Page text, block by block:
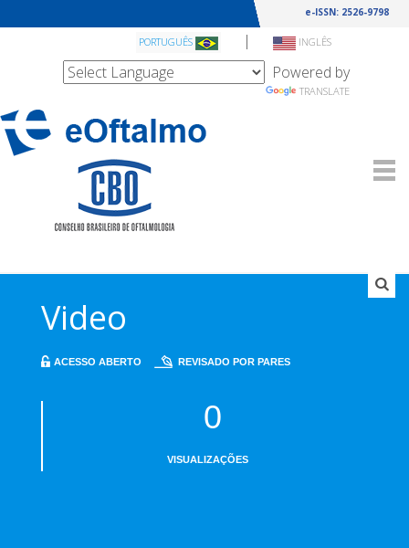
e-ISSN: 2526-9798
PORTUGUÊS | INGLÊS
Powered by
TRANSLATE
Video
ACESSO ABERTO REVISADO POR PARES
0
VISUALIZAÇÕES